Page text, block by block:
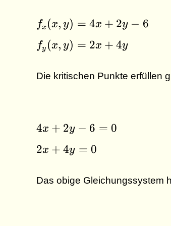
f_x(x,y)
= 4x +
2y - 6
fx(x, y) = 4x + 2y − 6
f_y(x,y)
= 2x +
4y
fy (x, y) = 2x + 4y
Die kritischen Punkte erfüllen
4x
2y
6
4x + 2y − 6 = 0
2x
=
2x + 4y = 0
Das obige Gleichungssystem